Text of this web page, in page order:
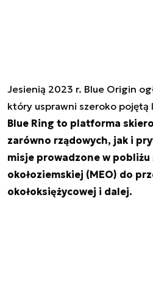
Jesienią 2023 r. Blue Origin
który usprawni szeroko pojętą
Blue Ring to platforma
zarówno rządowych, jak i
misje prowadzone w
okołoziemskiej (MEO) do
okołoksiężycowej i dalej.